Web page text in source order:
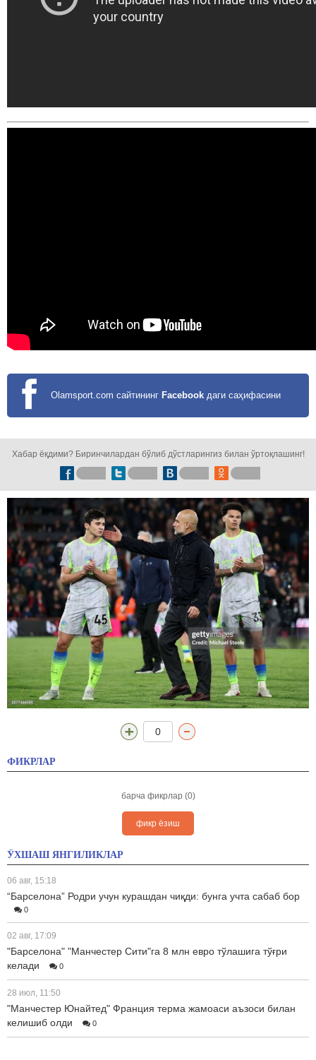
Olamsport.com сайтининг Facebook даги саҳифасини
Хабар ёқдими? Биринчилардан бўлиб дўстларингиз билан ўртоқлашинг!
0
ФИКРЛАР
барча фикрлар (0)
фикр ёзиш
ЎХШАШ ЯНГИЛИКЛАР
06 авг, 15:18
“Барселона” Родри учун курашдан чиқди: бунга учта сабаб бор
0
02 авг, 17:09
"Барселона" "Манчестер Сити"га 8 млн евро тўлашига тўғри
келади
0
28 июл, 11:50
"Манчестер Юнайтед" Франция терма жамоаси аъзоси билан
келишиб олди
0